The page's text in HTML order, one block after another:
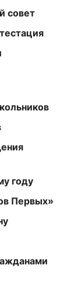
совет
году
Первых»